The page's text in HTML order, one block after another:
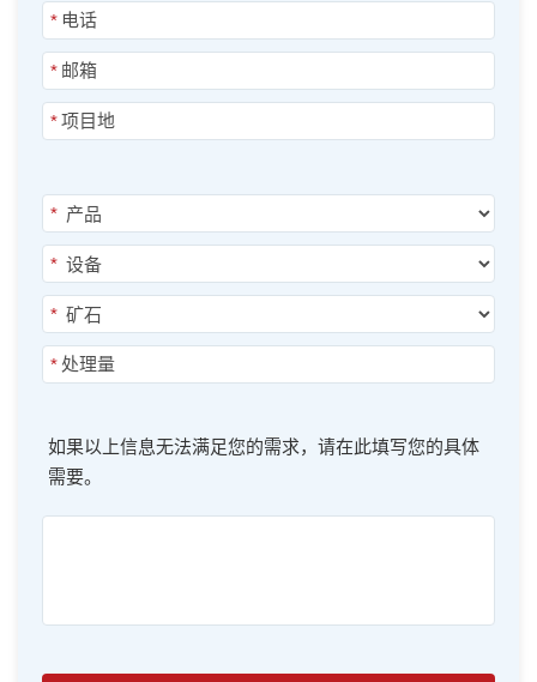
*
*
*
*
*
*
*
如果以上信息无法满足您的需求，请在此填写您的具体
需要。